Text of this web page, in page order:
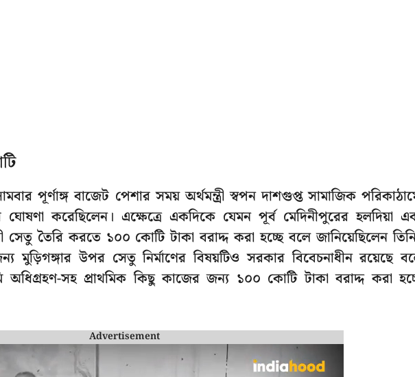
পূর্ণাঙ্গ বাজেট পেশার সময় অর্থমন্ত্রী স্বপন দাশগুপ্ত সামাজিক
করেছিলেন। এক্ষেত্রে একদিকে যেমন পূর্ব মেদিনীপুরের হলদিয়া
সেতু তৈরি করতে ১০০ কোটি টাকা বরাদ্দ করা হচ্ছে বলে জানিয়েছিলেন
মুড়িগঙ্গার উপর সেতু নির্মাণের বিষয়টিও সরকার বিবেচনাধীন রয়েছে
অধিগ্রহণ-সহ প্রাথমিক কিছু কাজের জন্য ১০০ কোটি টাকা বরাদ্দ করা
Advertisement